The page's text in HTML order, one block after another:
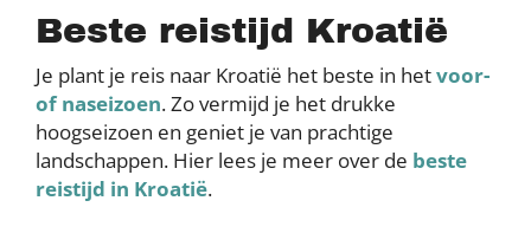
Beste reistijd Kroatië
Je plant je reis naar Kroatië het beste in hetvoor-
of naseizoen. Zo vermijd je het drukke
hoogseizoen en geniet je van prachtige
landschappen. Hier lees je meer over de beste
reistijd in Kroatië.